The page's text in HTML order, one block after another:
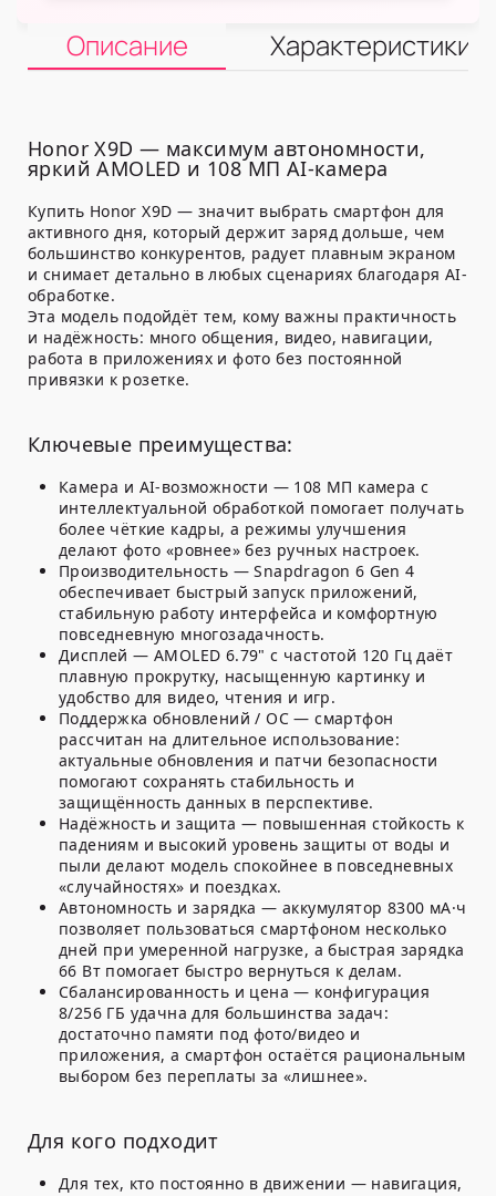
Описание Характеристики
Honor X9D — максимум автономности,
яркий AMOLED и 108 МП AI-камера
Купить Honor X9D — значит выбрать смартфон для
активного дня, который держит заряд дольше, чем
большинство конкурентов, радует плавным экраном
и снимает детально в любых сценариях благодаря AI-
обработке.
Эта модель подойдёт тем, кому важны практичность
и надёжность: много общения, видео, навигации,
работа в приложениях и фото без постоянной
привязки к розетке.
Ключевые преимущества:
Камера и AI-возможности — 108 МП камера с
интеллектуальной обработкой помогает получать
более чёткие кадры, а режимы улучшения
делают фото «ровнее» без ручных настроек.
Производительность — Snapdragon 6 Gen 4
обеспечивает быстрый запуск приложений,
стабильную работу интерфейса и комфортную
повседневную многозадачность.
Дисплей — AMOLED 6.79" с частотой 120 Гц даёт
плавную прокрутку, насыщенную картинку и
удобство для видео, чтения и игр.
Поддержка обновлений / ОС — смартфон
рассчитан на длительное использование:
актуальные обновления и патчи безопасности
помогают сохранять стабильность и
защищённость данных в перспективе.
Надёжность и защита — повышенная стойкость к
падениям и высокий уровень защиты от воды и
пыли делают модель спокойнее в повседневных
«случайностях» и поездках.
Автономность и зарядка — аккумулятор 8300 мА·ч
позволяет пользоваться смартфоном несколько
дней при умеренной нагрузке, а быстрая зарядка
66 Вт помогает быстро вернуться к делам.
Сбалансированность и цена — конфигурация
8/256 ГБ удачна для большинства задач:
достаточно памяти под фото/видео и
приложения, а смартфон остаётся рациональным
выбором без переплаты за «лишнее».
Для кого подходит
Для тех, кто постоянно в движении — навигация,